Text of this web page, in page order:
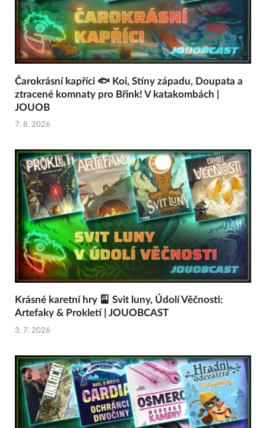
Čarokrásní kapříci 🐟 Koi, Stíny západu, Doupata a
ztracené komnaty pro Břink! V katakombách |
JOUOB
7. 8. 2026
Krásné karetní hry 🎴 Svit luny, Údolí Věčnosti:
Artefaky & Prokletí | JOUOBCAST
3. 7. 2026